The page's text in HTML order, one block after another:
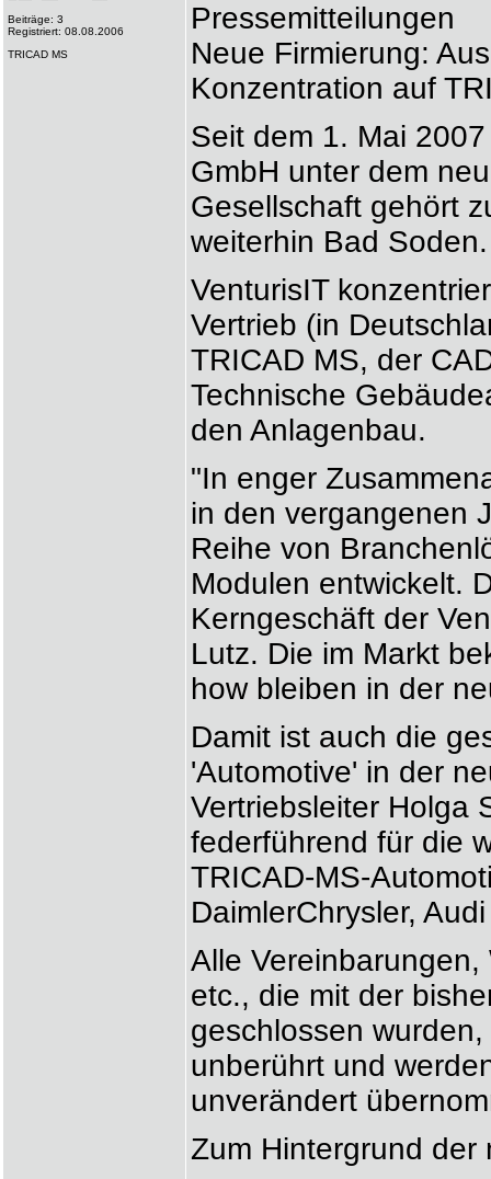
Beiträge: 3
Registriert: 08.08.2006
TRICAD MS
Pressemitteilungen
Neue Firmierung:
Konzentration auf
Seit dem 1. Mai
GmbH unter dem
Gesellschaft gehört
weiterhin Bad Soden.
VenturisIT
Vertrieb (in
TRICAD MS, der
Technische
den Anlagenbau.
"In enger
in den vergangenen
Reihe von
Modulen entwickelt.
Kerngeschäft der
Lutz. Die im Markt
how bleiben in der
Damit ist auch die
'Automotive' in der
Vertriebsleiter Holga
federführend für die
TRICAD-MS-
DaimlerChrysler,
Alle
etc., die mit der
geschlossen
unberührt und
unverändert
Zum Hintergrund der